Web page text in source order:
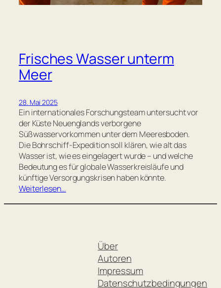
Frisches Wasser unterm
Meer
28. Mai 2025
Ein internationales Forschungsteam untersucht vor
der Küste Neuenglands verborgene
Süßwasservorkommen unter dem Meeresboden.
Die Bohrschiff-Expedition soll klären, wie alt das
Wasser ist, wie es eingelagert wurde – und welche
Bedeutung es für globale Wasserkreisläufe und
künftige Versorgungskrisen haben könnte.
Weiterlesen…
Über
Autoren
Impressum
Datenschutzbedingungen